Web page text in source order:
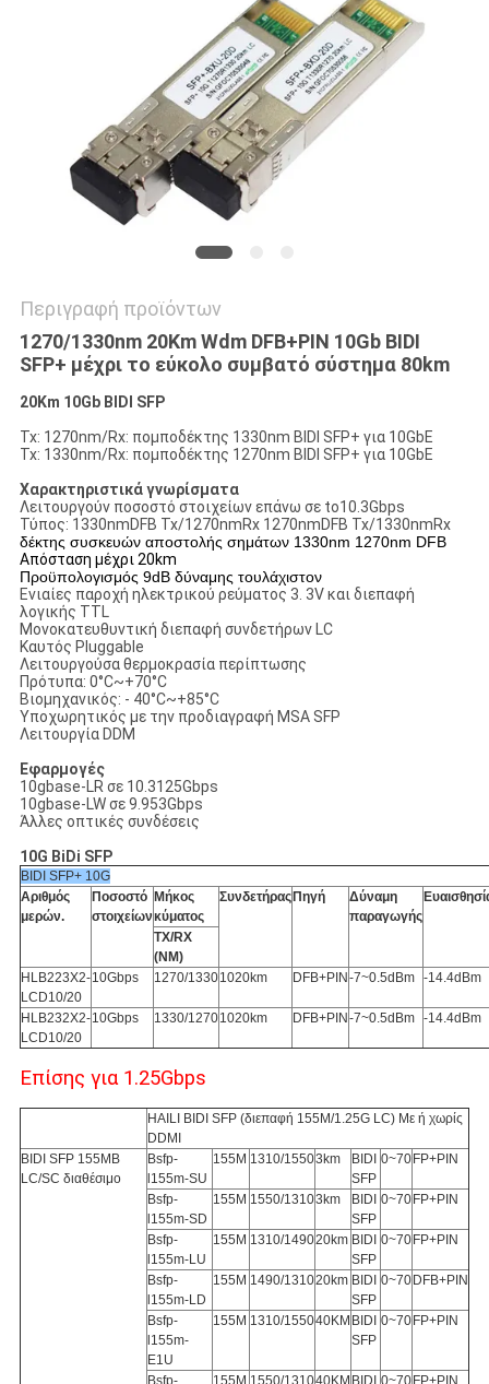
ΑΠΟΡΡΉΤΟΥ
Περιγραφή προϊόντων
1270/1330nm 20Km Wdm DFB+PIN 10Gb BIDI
SFP+ μέχρι το εύκολο συμβατό σύστημα 80km
20Km 10Gb BIDI SFP
Tx: 1270nm/Rx: πομποδέκτης 1330nm BIDI SFP+ για 10GbE
Tx: 1330nm/Rx: πομποδέκτης 1270nm BIDI SFP+ για 10GbE
Χαρακτηριστικά γνωρίσματα
Λειτουργούν ποσοστό στοιχείων επάνω σε to10.3Gbps
Τύπος: 1330nmDFB Tx/1270nmRx 1270nmDFB Tx/1330nmRx
δέκτης συσκευών αποστολής σημάτων 1330nm 1270nm DFB
Απόσταση μέχρι 20km
Προϋπολογισμός 9dB δύναμης τουλάχιστον
Ενιαίες παροχή ηλεκτρικού ρεύματος 3. 3V και διεπαφή
λογικής TTL
Μονοκατευθυντική διεπαφή συνδετήρων LC
Καυτός Pluggable
Λειτουργούσα θερμοκρασία περίπτωσης
Πρότυπα: 0°C~+70°C
Βιομηχανικός: - 40°C~+85°C
Υποχωρητικός με την προδιαγραφή MSA SFP
Λειτουργία DDM
Εφαρμογές
10gbase-LR σε 10.3125Gbps
10gbase-LW σε 9.953Gbps
Άλλες οπτικές συνδέσεις
10G BiDi SFP
BIDI SFP+ 10G
Αριθμός
μερών.
Ποσοστό
στοιχείων
Μήκος
κύματος
Συνδετήρας Πηγή
Δύναμη
παραγωγής
TX/RX
(NM)
HLB223X2-
LCD10/20
10Gbps 1270/13301020km DFB+PIN -7~0.5dBm -14.4dBm
HLB232X2-
LCD10/20
10Gbps 1330/12701020km DFB+PIN -7~0.5dBm -14.4dBm
Επίσης για 1.25Gbps
HAILI BIDI SFP (διεπαφή 155M/1.25G LC) Με ή χωρίς
DDMI
BIDI SFP 155MB
LC/SC διαθέσιμο
Bsfp-
l155m-SU
155M 1310/15503km
BIDI
SFP
0~70 FP+PIN
Bsfp-
l155m-SD
155M 1550/13103km
BIDI
SFP
0~70 FP+PIN
Bsfp-
l155m-LU
155M 1310/149020km BIDI
SFP
0~70 FP+PIN
Bsfp-
l155m-LD
155M 1490/131020km BIDI
SFP
0~70 DFB+PIN
Bsfp-
l155m-
E1U
155M 1310/155040KM BIDI
SFP
0~70 FP+PIN